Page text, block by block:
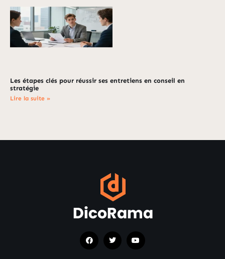
Les étapes clés pour réussir ses entretiens en conseil en
stratégie
Lire la suite »